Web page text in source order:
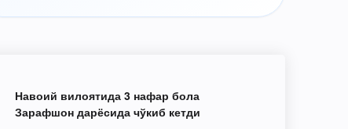
Навоий вилоятида 3 нафар бола
Зарафшон дарёсида чўкиб кетди